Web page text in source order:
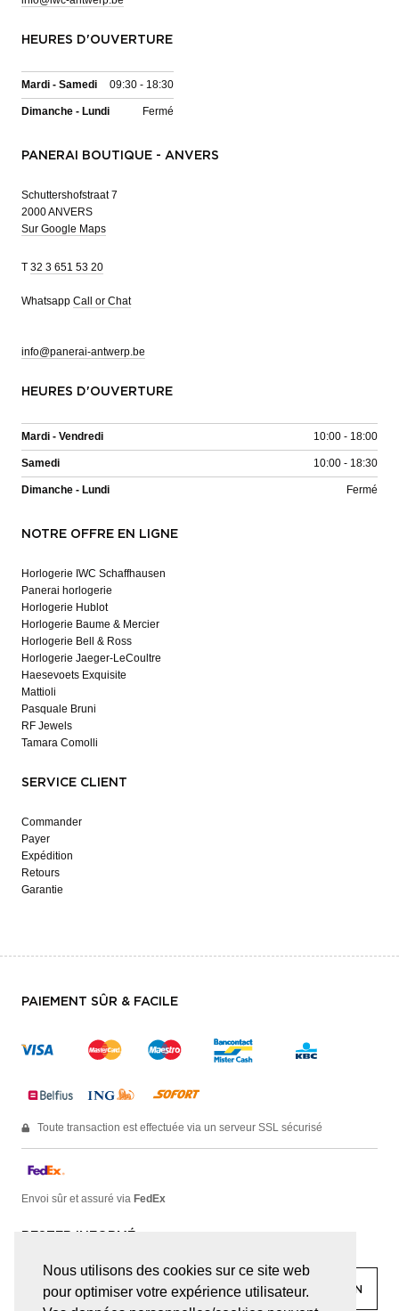
Nous utilisons des cookies sur ce site web
pour optimiser votre expérience utilisateur.
HEURES D'OUVERTURE
Mardi - Samedi 09:30 - 18:30
Dimanche - Lundi Fermé
PANERAI BOUTIQUE - ANVERS
Schuttershofstraat 7
2000 ANVERS
Sur Google Maps
T 32 3 651 53 20
Whatsapp Call or Chat
info@panerai-antwerp.be
HEURES D'OUVERTURE
Mardi - Vendredi 10:00 - 18:00
Samedi 10:00 - 18:30
Dimanche - Lundi Fermé
NOTRE OFFRE EN LIGNE
Horlogerie IWC Schaffhausen
Panerai horlogerie
Horlogerie Hublot
Horlogerie Baume & Mercier
Horlogerie Bell & Ross
Horlogerie Jaeger-LeCoultre
Haesevoets Exquisite
Mattioli
Pasquale Bruni
RF Jewels
Tamara Comolli
SERVICE CLIENT
Commander
Payer
Expédition
Retours
Garantie
PAIEMENT SÛR & FACILE
Toute transaction est effectuée via un serveur SSL sécurisé
Envoi sûr et assuré via FedEx
RESTER INFORMÉ